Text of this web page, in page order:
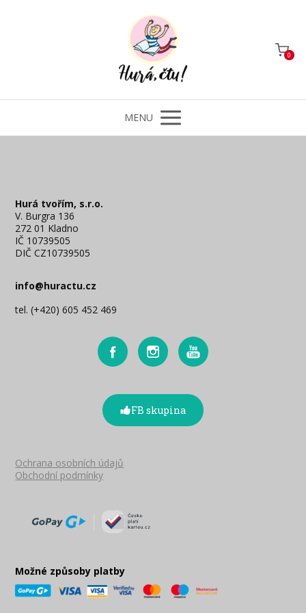
0
MENU
Hurá tvořím, s.r.o.
V. Burgra 136
272 01 Kladno
IČ 10739505
DIČ CZ10739505
info@huractu.cz
tel. (+420) 605 452 469
FB skupina
Ochrana osobních údajů
Obchodní podmínky
Možné způsoby platby